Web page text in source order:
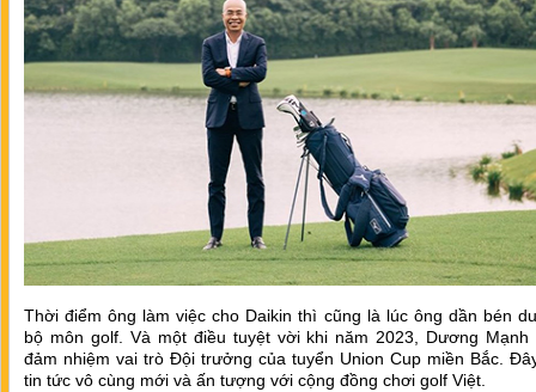
Thời điểm ông làm việc cho Daikin thì cũng là lúc ông dần bén
bộ môn golf. Và một điều tuyệt vời khi năm 2023, Dương Mạnh
đảm nhiệm vai trò Đội trưởng của tuyển Union Cup miền Bắc.
tin tức vô cùng mới và ấn tượng với cộng đồng chơi golf Việt.